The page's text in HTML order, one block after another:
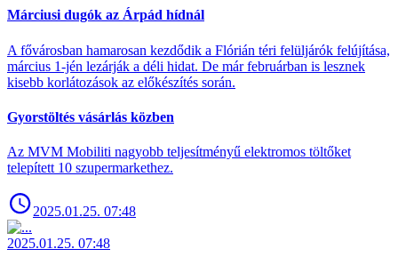
Márciusi dugók az Árpád hídnál
A fővárosban hamarosan kezdődik a Flórián téri felüljárók felújítása,
március 1-jén lezárják a déli hidat. De már februárban is lesznek
kisebb korlátozások az előkészítés során.
Gyorstöltés vásárlás közben
Az MVM Mobiliti nagyobb teljesítményű elektromos töltőket
telepített 10 szupermarkethez.
2025.01.25. 07:48
2025.01.25. 07:48